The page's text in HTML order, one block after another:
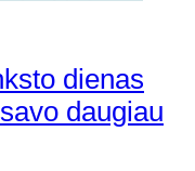
dienas
daugiau